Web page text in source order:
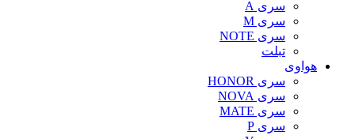
سری A
سری M
سری NOTE
تبلت
هواوی
سری HONOR
سری NOVA
سری MATE
سری P